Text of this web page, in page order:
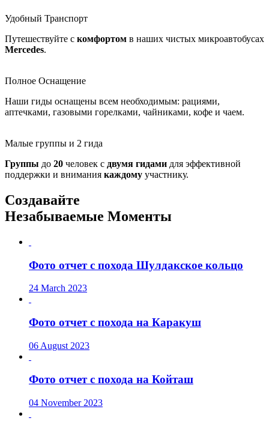
Удобный Транспорт
Путешествуйте с комфортом в наших чистых микроавтобусах
Mercedes.
Полное Оснащение
Наши гиды оснащены всем необходимым: рациями,
аптечками, газовыми горелками, чайниками, кофе и чаем.
Малые группы и 2 гида
Группы до 20 человек с двумя гидами для эффективной
поддержки и внимания каждому участнику.
Создавайте
Незабываемые Моменты
Фото отчет с похода Шулдакское кольцо
24 March 2023
Фото отчет с похода на Каракуш
06 August 2023
Фото отчет с похода на Койташ
04 November 2023